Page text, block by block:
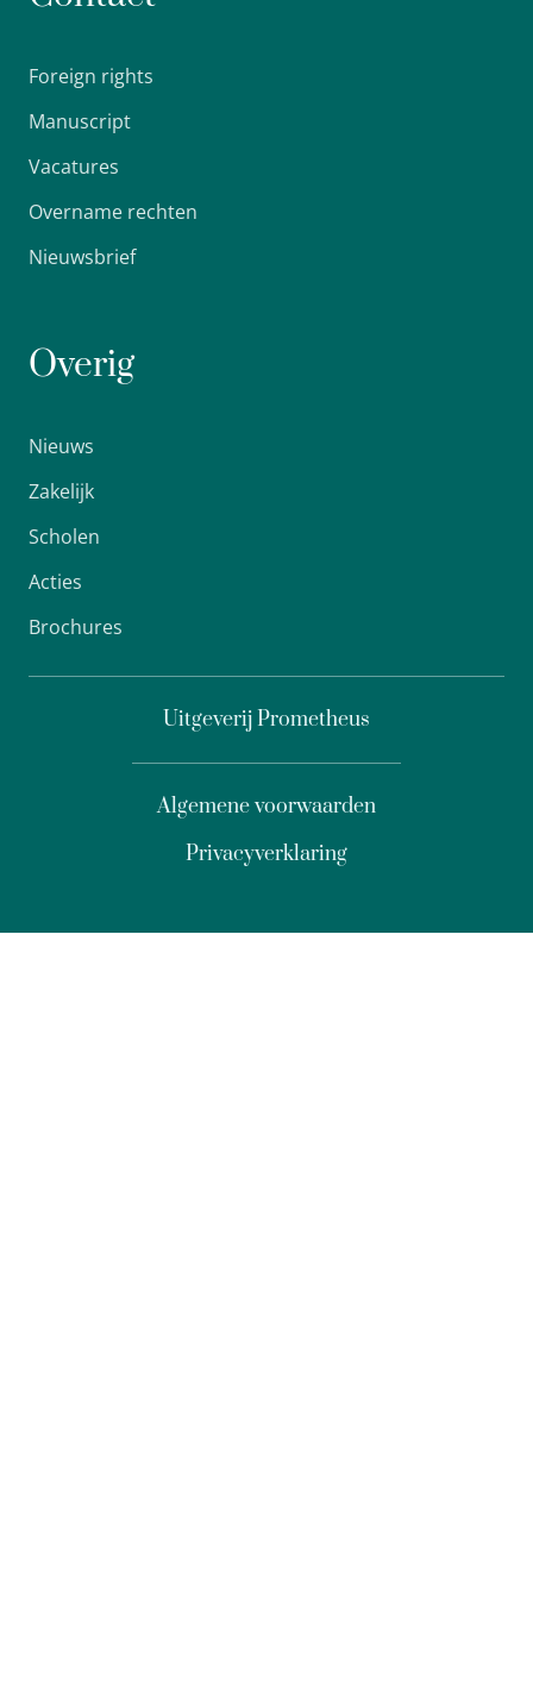
Foreign rights
Manuscript
Vacatures
Overname rechten
Nieuwsbrief
Overig
Nieuws
Zakelijk
Scholen
Acties
Brochures
Uitgeverij Prometheus
Privacyverklaring
Algemene voorwaarden